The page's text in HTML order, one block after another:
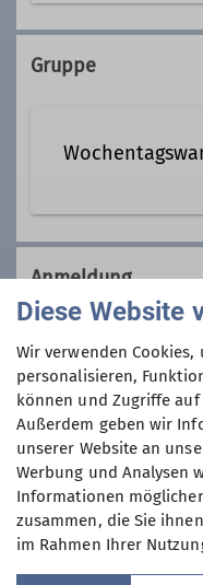
08152
Gruppe
Wir sind
Sektion, die
Dienstag
anderen
unterwegs
Wer kann
leisten?
Nun, alle die
ihre Zeit frei
körperlich
Neben
Anmeldung
Anmeldung bis
08.09.2025
Maximale
9
Diese Website
Wir verwenden
personalisieren,
können und Zugriffe auf
Außerdem geben wir
unserer Website an
Werbung und Analysen
Informationen
zusammen, die Sie
im Rahmen Ihrer